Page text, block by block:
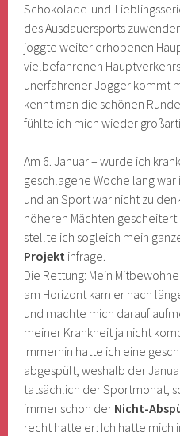
Schokolade-und-
des Ausdauersports
joggte weiter erhobenen
vielbefahrenen
unerfahrener Jogger kommt
kennt man die schönen
fühlte ich mich wieder
Am 6. Januar – wurde ich
geschlagene Woche lang
und an Sport war nicht zu
höheren Mächten
stellte ich sogleich mein
Projekt infrage.
Die Rettung: Mein
am Horizont kam er nach
und machte mich darauf
meiner Krankheit ja nicht
Immerhin hatte ich eine
abgespült, weshalb der
tatsächlich der Sportmonat,
immer schon der Nicht-
recht hatte er: Ich hatte mich